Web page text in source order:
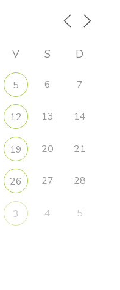
V S D
5 6 7
12 13 14
19 20 21
26 27 28
3 4 5